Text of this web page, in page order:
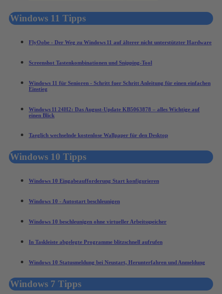
Windows 11 Tipps
FlyOobe - Der Weg zu Windows 11 auf älterer nicht unterstützter Hardware
Screenshot Tastenkombinationen und Snipping-Tool
Windows 11 für Senioren - Schritt fuer Schritt Anleitung für einen einfachen
Einstieg
Windows 11 24H2: Das August‑Update KB5063878 – alles Wichtige auf
einen Blick
Taeglich wechselnde kostenlose Wallpaper für den Desktop
Windows 10 Tipps
Windows 10 Eingabeaufforderung Start konfigurieren
Windows 10 - Autostart beschleunigen
Windows 10 beschleunigen ohne virtueller Arbeitsspeicher
In Taskleiste abgelegte Programme blitzschnell aufrufen
Windows 10 Statusmeldung bei Neustart, Herunterfahren und Anmeldung
Windows 7 Tipps